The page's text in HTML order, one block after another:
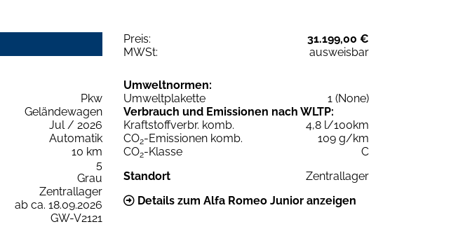
Preis:
31.199,00 €
MWSt:
ausweisbar
Pkw
Geländewagen
Jul / 2026
Automatik
10 km
5
Grau
Zentrallager
ab ca. 18.09.2026
GW-V2121
Umweltnormen:
Umweltplakette
1 (None)
Verbrauch und Emissionen nach WLTP:
Kraftstoffverbr. komb.
4,8 l/100km
CO2-Emissionen komb.
109 g/km
CO2-Klasse
C
Standort
Zentrallager
Details zum Alfa Romeo Junior anzeigen